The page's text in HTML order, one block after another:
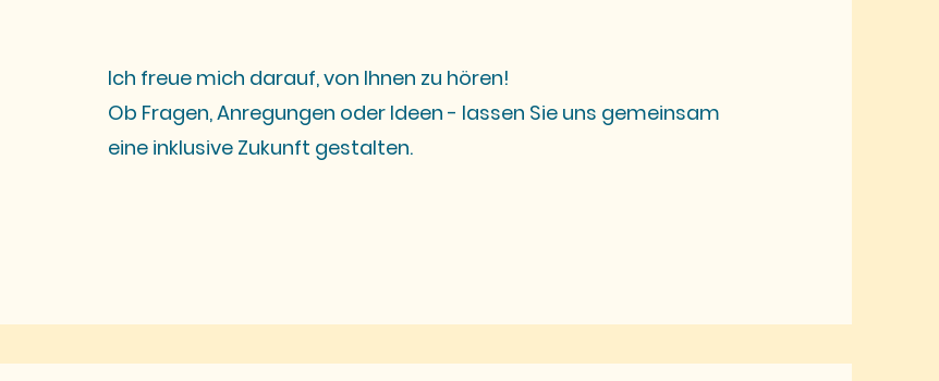
Ich freue mich darauf, von Ihnen zu hören!
Ob Fragen, Anregungen oder Ideen - lassen Sie uns gemeinsam
eine inklusive Zukunft gestalten.